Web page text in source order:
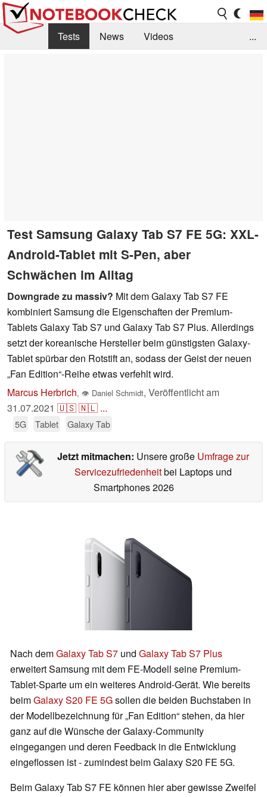
Tests News
Videos
...
Test Samsung Galaxy Tab S7 FE 5G: XXL-
Android-Tablet mit S-Pen, aber
Schwächen im Alltag
Downgrade zu massiv? Mit dem Galaxy Tab S7 FE
kombiniert Samsung die Eigenschaften der Premium-
Tablets Galaxy Tab S7 und Galaxy Tab S7 Plus. Allerdings
setzt der koreanische Hersteller beim günstigsten Galaxy-
Tablet spürbar den Rotstift an, sodass der Geist der neuen
„Fan Edition“-Reihe etwas verfehlt wird.
Marcus Herbrich, 👁 Daniel Schmidt, Veröffentlicht am
31.07.2021 🇺🇸🇳🇱 ...
5G Tablet Galaxy Tab
Jetzt mitmachen: Unsere große Umfrage zur
Servicezufriedenheitbei Laptops und
Smartphones 2026
Nach demGalaxy Tab S7 und Galaxy Tab S7 Plus
erweitert Samsung mit dem FE-Modell seine Premium-
Tablet-Sparte um ein weiteres Android-Gerät. Wie bereits
beimGalaxy S20 FE 5Gsollen die beiden Buchstaben in
der Modellbezeichnung für „Fan Edition“ stehen, da hier
ganz auf die Wünsche der Galaxy-Community
eingegangen und deren Feedback in die Entwicklung
eingeflossen ist - zumindest beim Galaxy S20 FE 5G.
Beim Galaxy Tab S7 FE können hier aber gewisse Zweifel